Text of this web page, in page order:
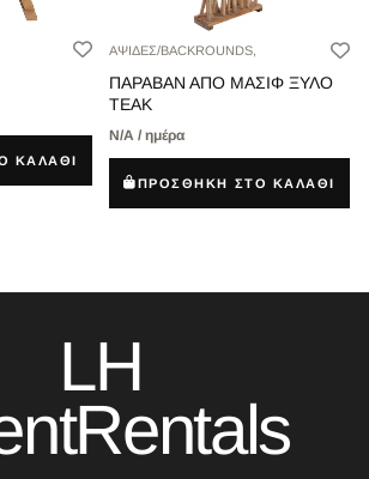
ΚΑΛΑΘΙ
ΑΨΙΔΕΣ/BACKROUNDS,
ΠΑΡΑΒΑΝ ΑΠΟ ΜΑΣΙΦ ΞΥΛΟ
ΤEAK
Ν/Α / ημέρα
ΠΡΟΣΘΗΚΗ ΣΤΟ ΚΑΛΑΘΙ
LH